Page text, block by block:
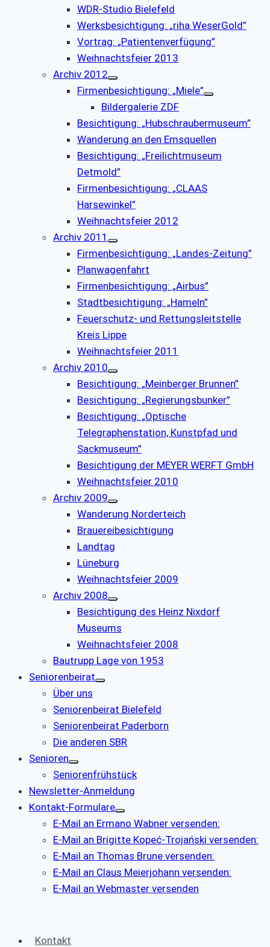
WDR-Studio Bielefeld
Werksbesichtigung: „riha WeserGold”
Vortrag: „Patientenverfügung”
Weihnachtsfeier 2013
Archiv 2012
Firmenbesichtigung: „Miele”
Bildergalerie ZDF
Besichtigung: „Hubschraubermuseum”
Wanderung an den Emsquellen
Besichtigung: „Freilichtmuseum
Detmold”
Firmenbesichtigung: „CLAAS
Harsewinkel”
Weihnachtsfeier 2012
Archiv 2011
Firmenbesichtigung: „Landes-Zeitung”
Planwagenfahrt
Firmenbesichtigung: „Airbus”
Stadtbesichtigung: „Hameln”
Feuerschutz- und Rettungsleitstelle
Kreis Lippe
Weihnachtsfeier 2011
Archiv 2010
Besichtigung: „Meinberger Brunnen”
Besichtigung: „Regierungsbunker”
Besichtigung: „Optische
Telegraphenstation, Kunstpfad und
Sackmuseum”
Besichtigung der MEYER WERFT GmbH
Weihnachtsfeier 2010
Archiv 2009
Wanderung Norderteich
Brauereibesichtigung
Landtag
Lüneburg
Weihnachtsfeier 2009
Archiv 2008
Besichtigung des Heinz Nixdorf
Museums
Weihnachtsfeier 2008
Bautrupp Lage von 1953
Seniorenbeirat
Über uns
Seniorenbeirat Bielefeld
Seniorenbeirat Paderborn
Die anderen SBR
Senioren
Seniorenfrühstück
Newsletter-Anmeldung
Kontakt-Formulare
E-Mail an Ermano Wabner versenden:
E-Mail an Brigitte Kopeć-Trojański versenden:
E-Mail an Thomas Brune versenden:
E-Mail an Claus Meierjohann versenden:
E-Mail an Webmaster versenden
Kontakt